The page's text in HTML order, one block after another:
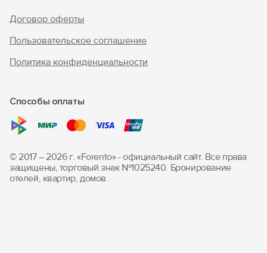
Договор оферты
Пользовательское соглашение
Политика конфиденциальности
Способы оплаты
© 2017 – 2026 г. «Forento» - официальный сайт. Все права
защищены, торговый знак Nº1025240. Бронирование
отелей, квартир, домов.